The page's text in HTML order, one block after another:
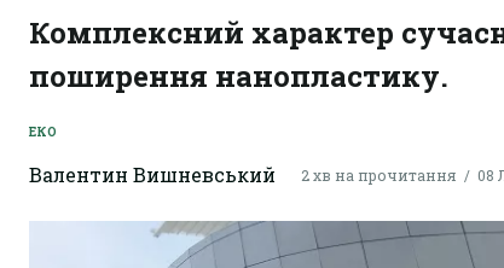
Комплексний характер
поширення нанопластику.
ЕКО
Валентин Вишневський 2 хв на прочитання 08